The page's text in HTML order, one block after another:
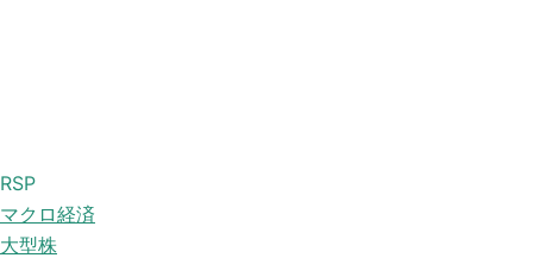
RSP
マクロ経済
大型株